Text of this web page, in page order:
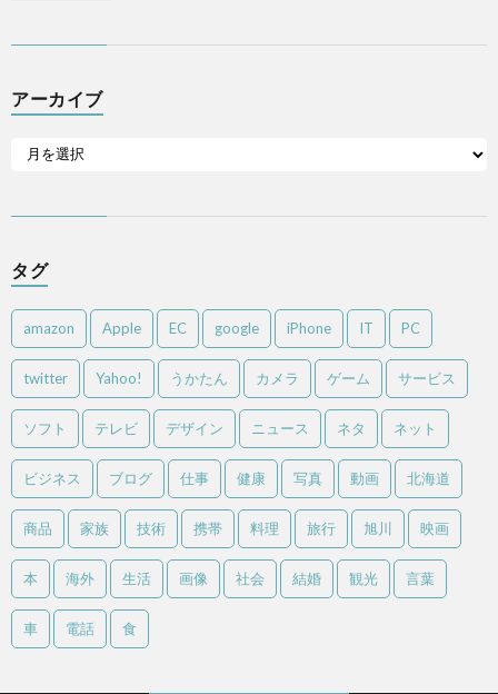
アーカイブ
タグ
amazon Apple EC google iPhone IT PC
twitter Yahoo! うかたん カメラ ゲーム サービス
ソフト テレビ デザイン ニュース ネタ ネット
ビジネス ブログ 仕事 健康 写真 動画 北海道
商品 家族 技術 携帯 料理 旅行 旭川 映画
本 海外 生活 画像 社会 結婚 観光 言葉
車 電話 食